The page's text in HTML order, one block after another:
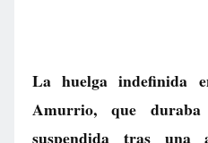
La huelga indefinida
Amurrio, que
suspendida tras una